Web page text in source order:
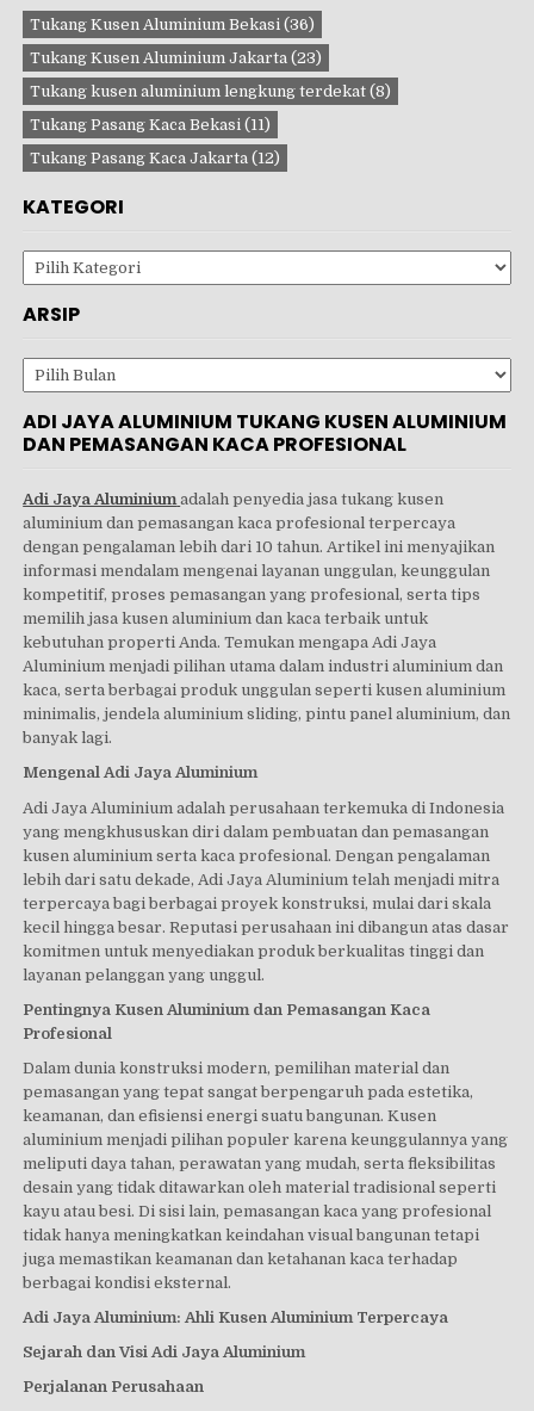
Tukang Kusen Aluminium Bekasi (36)
Tukang Kusen Aluminium Jakarta (23)
Tukang kusen aluminium lengkung terdekat (8)
Tukang Pasang Kaca Bekasi (11)
Tukang Pasang Kaca Jakarta (12)
KATEGORI
Kategori
ARSIP
Arsip
ADI JAYA ALUMINIUM TUKANG KUSEN ALUMINIUM
DAN PEMASANGAN KACA PROFESIONAL
Adi Jaya Aluminium adalah penyedia jasa tukang kusen
aluminium dan pemasangan kaca profesional terpercaya
dengan pengalaman lebih dari 10 tahun. Artikel ini menyajikan
informasi mendalam mengenai layanan unggulan, keunggulan
kompetitif, proses pemasangan yang profesional, serta tips
memilih jasa kusen aluminium dan kaca terbaik untuk
kebutuhan properti Anda. Temukan mengapa Adi Jaya
Aluminium menjadi pilihan utama dalam industri aluminium dan
kaca, serta berbagai produk unggulan seperti kusen aluminium
minimalis, jendela aluminium sliding, pintu panel aluminium, dan
banyak lagi.
Mengenal Adi Jaya Aluminium
Adi Jaya Aluminium adalah perusahaan terkemuka di Indonesia
yang mengkhususkan diri dalam pembuatan dan pemasangan
kusen aluminium serta kaca profesional. Dengan pengalaman
lebih dari satu dekade, Adi Jaya Aluminium telah menjadi mitra
terpercaya bagi berbagai proyek konstruksi, mulai dari skala
kecil hingga besar. Reputasi perusahaan ini dibangun atas dasar
komitmen untuk menyediakan produk berkualitas tinggi dan
layanan pelanggan yang unggul.
Pentingnya Kusen Aluminium dan Pemasangan Kaca
Profesional
Dalam dunia konstruksi modern, pemilihan material dan
pemasangan yang tepat sangat berpengaruh pada estetika,
keamanan, dan efisiensi energi suatu bangunan. Kusen
aluminium menjadi pilihan populer karena keunggulannya yang
meliputi daya tahan, perawatan yang mudah, serta fleksibilitas
desain yang tidak ditawarkan oleh material tradisional seperti
kayu atau besi. Di sisi lain, pemasangan kaca yang profesional
tidak hanya meningkatkan keindahan visual bangunan tetapi
juga memastikan keamanan dan ketahanan kaca terhadap
berbagai kondisi eksternal.
Adi Jaya Aluminium: Ahli Kusen Aluminium Terpercaya
Sejarah dan Visi Adi Jaya Aluminium
Perjalanan Perusahaan